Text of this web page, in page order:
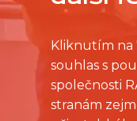
Kliknutím na
souhlas s
společnosti
stranám